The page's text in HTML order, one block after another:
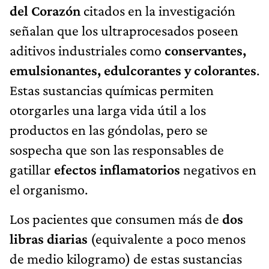
del Corazón citados en la investigación
señalan que los ultraprocesados poseen
aditivos industriales como conservantes,
emulsionantes, edulcorantes y colorantes.
Estas sustancias químicas permiten
otorgarles una larga vida útil a los
productos en las góndolas, pero se
sospecha que son las responsables de
gatillar efectos inflamatorios negativos en
el organismo.
Los pacientes que consumen más de dos
libras diarias (equivalente a poco menos
de medio kilogramo) de estas sustancias